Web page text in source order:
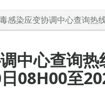
感染应变协调中心查询
中心查询热
08H00至